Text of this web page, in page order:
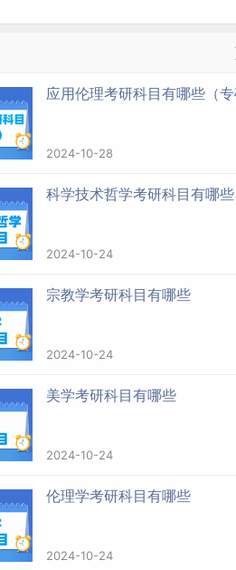
应用伦理考研科目有哪些（专
2024-10-28
科学技术哲学考研科目有哪些
2024-10-24
宗教学考研科目有哪些
2024-10-24
美学考研科目有哪些
2024-10-24
伦理学考研科目有哪些
2024-10-24